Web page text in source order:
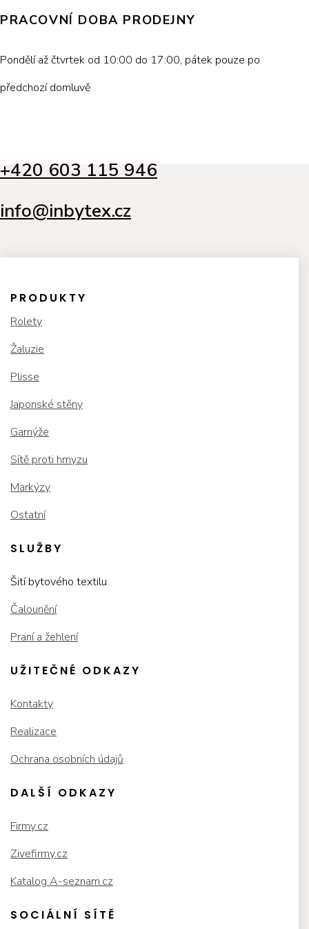
PRACOVNÍ DOBA PRODEJNY
Pondělí až čtvrtek od 10:00 do 17:00, pátek pouze po
předchozí domluvě
+420 603 115 946
info@inbytex.cz
PRODUKTY
Rolety
Žaluzie
Plisse
Japonské stěny
Garnýže
Sítě proti hmyzu
Markýzy
Ostatní
SLUŽBY
Šití bytového textilu
Čalounění
Praní a žehlení
UŽITEČNÉ ODKAZY
Kontakty
Realizace
Ochrana osobních údajů
DALŠÍ ODKAZY
Firmy.cz
Zivefirmy.cz
Katalog A-seznam.cz
SOCIÁLNÍ SÍTĚ